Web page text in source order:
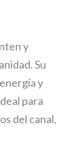
y
Su
y
para
del canal,